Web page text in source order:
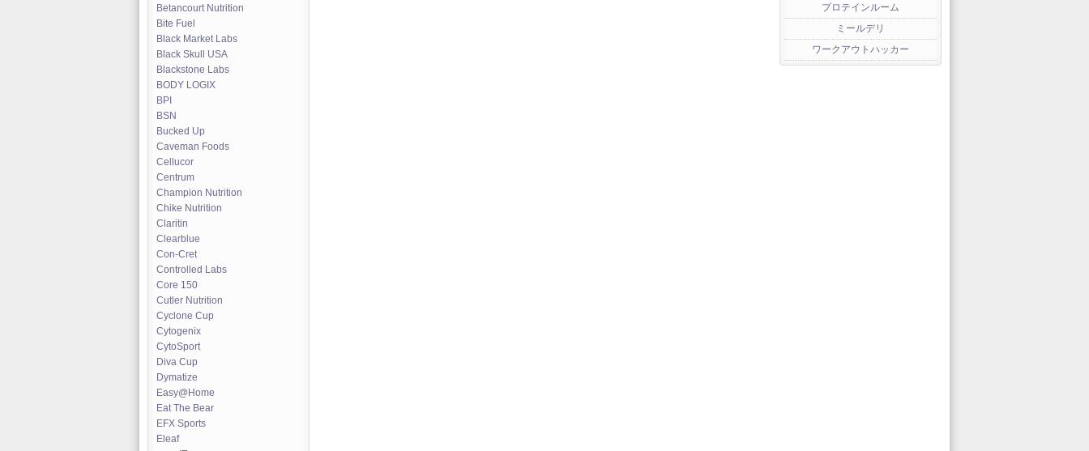
Betancourt Nutrition
Bite Fuel
Black Market Labs
Black Skull USA
Blackstone Labs
BODY LOGIX
BPI
BSN
Bucked Up
Caveman Foods
Cellucor
Centrum
Champion Nutrition
Chike Nutrition
Claritin
Clearblue
Con-Cret
Controlled Labs
Core 150
Cutler Nutrition
Cyclone Cup
Cytogenix
CytoSport
Diva Cup
Dymatize
Easy@Home
Eat The Bear
EFX Sports
Eleaf
プロテインルーム
ミールデリ
ワークアウトハッカー